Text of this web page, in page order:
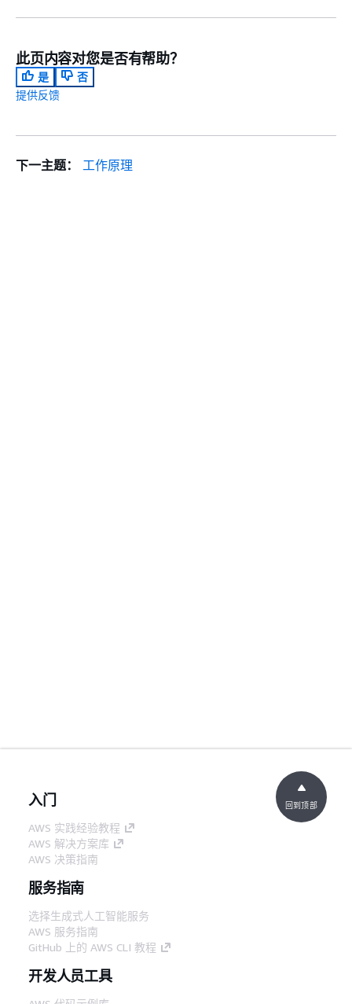
此页内容对您是否有帮助？
是
否
提供反馈
下一主题： 工作原理
入门
AWS 实践经验教程
AWS 解决方案库
AWS 决策指南
服务指南
选择生成式人工智能服务
AWS 服务指南
GitHub 上的 AWS CLI 教程
开发人员工具
回到顶部